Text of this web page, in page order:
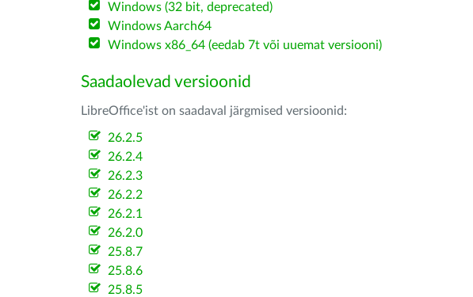
Windows (32 bit, deprecated)
Windows Aarch64
Windows x86_64 (eedab 7t või uuemat versiooni)
Saadaolevad versioonid
LibreOffice'ist on saadaval järgmised versioonid:
26.2.5
26.2.4
26.2.3
26.2.2
26.2.1
26.2.0
25.8.7
25.8.6
25.8.5